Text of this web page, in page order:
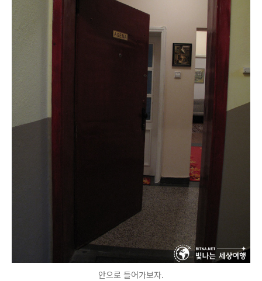
안으로 들어가보자.